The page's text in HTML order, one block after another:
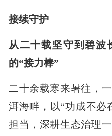
接续守护
从二十载坚守到碧波
的“接力棒”
二十余载寒来暑往，
洱海畔，以“功成不必
担当，深耕生态治理